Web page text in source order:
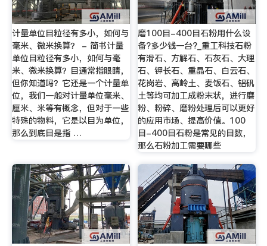
计量单位目粒径有多小，如何与
毫米、微米换算？ - 简书计量
单位目粒径有多小，如何与毫
米、微米换算？目通常指眼睛，
但你知道吗？它还是一个计量单
位，我们一般对计量单位毫米、
厘米、米等有概念，但对于一些
特殊的物料，它是以目为单位，
那么到底目是指 …
磨100目-400目石粉用什么设
备?多少钱一台?_重工科技石粉
有滑石、方解石、石灰石、大理
石、钾长石、重晶石、白云石、
花岗岩、高岭土、麦饭石、铝矾
土等均可加工成粉末状，进行磨
粉、粉碎、磨粉处理后可以更好
的应用市场、提高价值。100
目-400目石粉是常见的目数，
那么石粉加工需要哪些